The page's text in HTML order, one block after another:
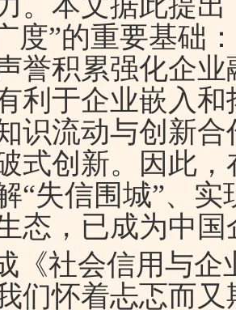
度”的重要基础
誉积累强化企
利于企业嵌入
识流动与创新
式创新。因此
“失信围城”、
态，已成为中
《社会信用与企
们怀着忐忑而